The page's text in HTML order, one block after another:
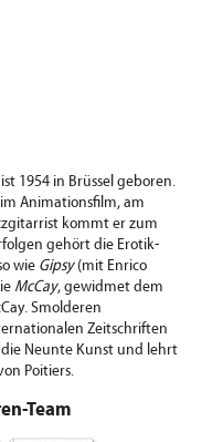
ist 1954 in Brüssel geboren.
Animationsfilm, am
kommt er zum
gehört die Erotik-
wie Gipsy(mit Enrico
McCay, gewidmet dem
Smolderen
Zeitschriften
Neunte Kunst und lehrt
Poitiers.
Team